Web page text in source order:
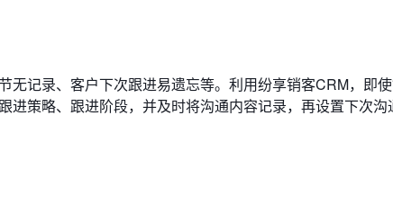
记录、客户下次跟进易遗忘等。利用纷享销客CRM，即
进策略、跟进阶段，并及时将沟通内容记录，再设置下次沟